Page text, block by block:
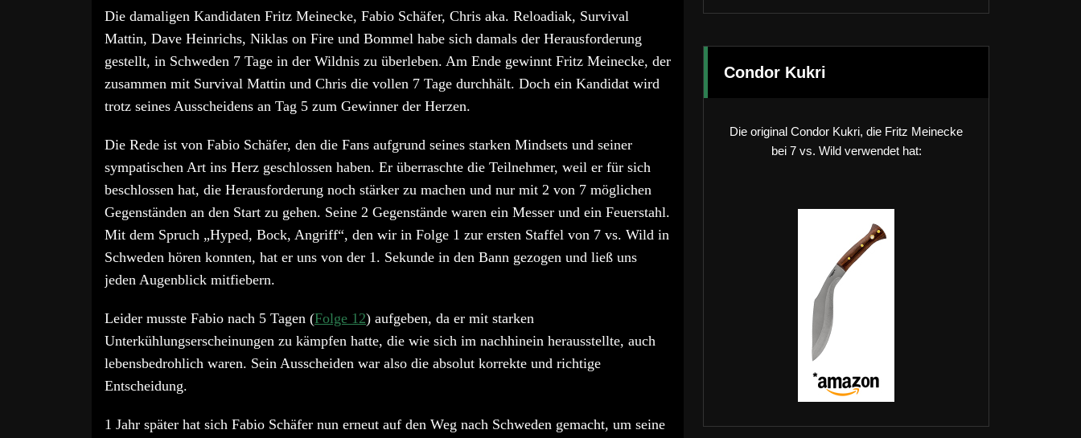
Die damaligen Kandidaten Fritz Meinecke, Fabio Schäfer, Chris aka. Reloadiak, Survival
Mattin, Dave Heinrichs, Niklas on Fire und Bommel habe sich damals der Herausforderung
gestellt, in Schweden 7 Tage in der Wildnis zu überleben. Am Ende gewinnt Fritz Meinecke, der
zusammen mit Survival Mattin und Chris die vollen 7 Tage durchhält. Doch ein Kandidat wird
trotz seines Ausscheidens an Tag 5 zum Gewinner der Herzen.
Die Rede ist von Fabio Schäfer, den die Fans aufgrund seines starken Mindsets und seiner
sympatischen Art ins Herz geschlossen haben. Er überraschte die Teilnehmer, weil er für sich
beschlossen hat, die Herausforderung noch stärker zu machen und nur mit 2 von 7 möglichen
Gegenständen an den Start zu gehen. Seine 2 Gegenstände waren ein Messer und ein Feuerstahl.
Mit dem Spruch „Hyped, Bock, Angriff“, den wir in Folge 1 zur ersten Staffel von 7 vs. Wild in
Schweden hören konnten, hat er uns von der 1. Sekunde in den Bann gezogen und ließ uns
jeden Augenblick mitfiebern.
Leider musste Fabio nach 5 Tagen (Folge 12) aufgeben, da er mit starken
Unterkühlungserscheinungen zu kämpfen hatte, die wie sich im nachhinein herausstellte, auch
lebensbedrohlich waren. Sein Ausscheiden war also die absolut korrekte und richtige
Entscheidung.
1 Jahr später hat sich Fabio Schäfer nun erneut auf den Weg nach Schweden gemacht, um seine
Condor Kukri
Die original Condor Kukri, die Fritz Meinecke
bei 7 vs. Wild verwendet hat: